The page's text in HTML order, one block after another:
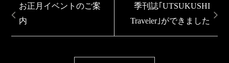
お正月イベントのご案
内
季刊誌｢UTSUKUSHI
Traveler｣ができました